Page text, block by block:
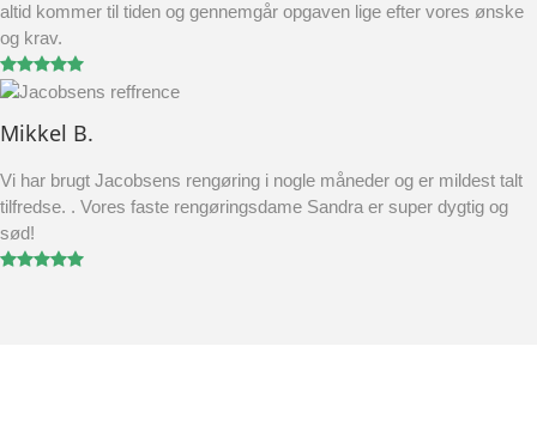
altid kommer til tiden og gennemgår opgaven lige efter vores ønske
og krav.
Mikkel B.
Vi har brugt Jacobsens rengøring i nogle måneder og er mildest talt
tilfredse. . Vores faste rengøringsdame Sandra er super dygtig og
sød!